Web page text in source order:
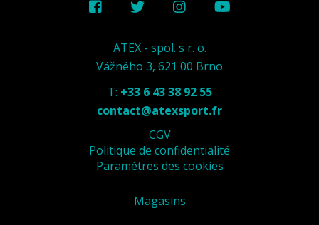
ATEX - spol. s r. o.
Vážného 3, 621 00 Brno
T: +33 6 43 38 92 55
contact@atexsport.fr
CGV
Politique de confidentialité
Paramètres des cookies
Magasins